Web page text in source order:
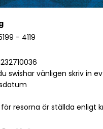
- 4119
swishar vänligen skriv in
resorna är ställda enligt